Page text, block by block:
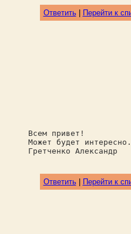
Ответить| Перейти к
Всем привет!
Может будет
Гретченко Александр
Ответить| Перейти к